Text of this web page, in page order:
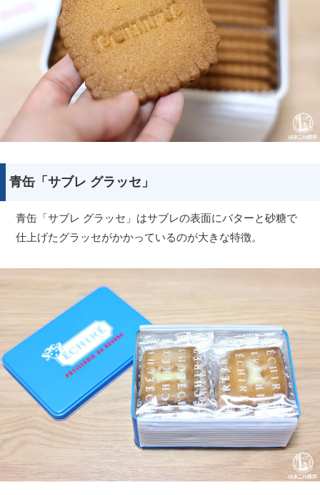
青缶「サブレ グラッセ」
青缶「サブレ グラッセ」はサブレの表面にバターと砂糖で
仕上げたグラッセがかかっているのが大きな特徴。